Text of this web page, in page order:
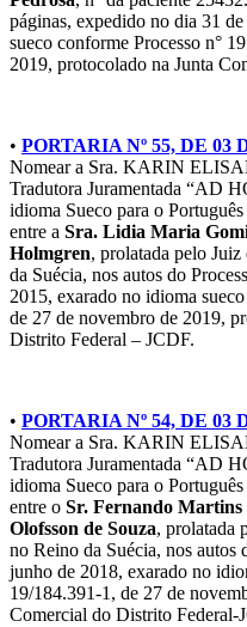
páginas, expedido no dia 31
sueco conforme Processo n°
2019, protocolado na Junta
• PORTARIA Nº 55, DE 03
Nomear a Sra. KARIN
Tradutora Juramentada “AD
idioma Sueco para o
entre a Sra. Lidia Maria
Holmgren, prolatada pelo
da Suécia, nos autos do
2015, exarado no idioma
de 27 de novembro de 2019,
Distrito Federal – JCDF.
• PORTARIA Nº 54, DE 03
Nomear a Sra. KARIN
Tradutora Juramentada “AD
idioma Sueco para o
entre o Sr. Fernando Martins
Olofsson de Souza, prolatada
no Reino da Suécia, nos autos
junho de 2018, exarado no
19/184.391-1, de 27 de
Comercial do Distrito Federal-